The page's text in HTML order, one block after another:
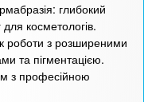
глибокий
для косметологів.
роботи з розширеними
та пігментацією.
з професійною